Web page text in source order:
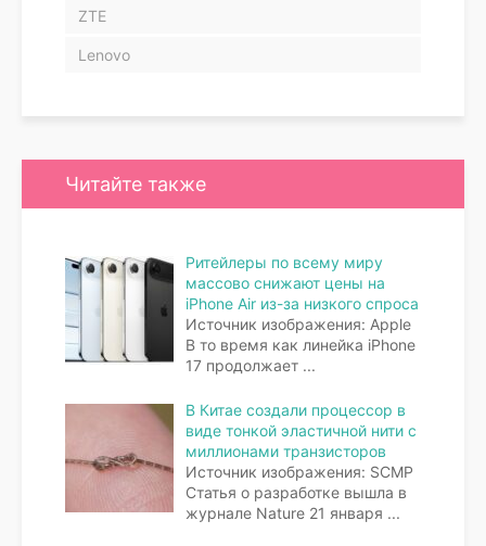
ZTE
Lenovo
Читайте также
Ритейлеры по всему миру
массово снижают цены на
iPhone Air из-за низкого спроса
Источник изображения: Apple
В то время как линейка iPhone
17 продолжает ...
В Китае создали процессор в
виде тонкой эластичной нити с
миллионами транзисторов
Источник изображения: SCMP
Статья о разработке вышла в
журнале Nature 21 января ...